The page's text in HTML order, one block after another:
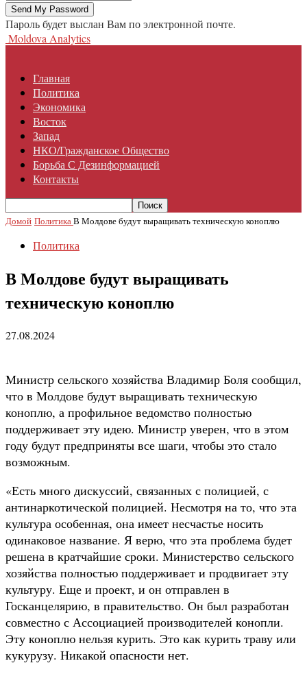
Пароль будет выслан Вам по электронной почте.
Moldova Analytics
Главная
Политика
Экономика
Восток
Запад
НКО/гражданское Общество
Борьба С Дезинформацией
Контакты
Домой ПолитикаВ Молдове будут выращивать техническую коноплю
Политика
В Молдове будут выращивать
техническую коноплю
27.08.2024
Министр сельского хозяйства Владимир Боля сообщил,
что в Молдове будут выращивать техническую
коноплю, а профильное ведомство полностью
поддерживает эту идею. Министр уверен, что в этом
году будут предприняты все шаги, чтобы это стало
возможным.
«Есть много дискуссий, связанных с полицией, с
антинаркотической полицией. Несмотря на то, что эта
культура особенная, она имеет несчастье носить
одинаковое название. Я верю, что эта проблема будет
решена в кратчайшие сроки. Министерство сельского
хозяйства полностью поддерживает и продвигает эту
культуру. Еще и проект, и он отправлен в
Госканцелярию, в правительство. Он был разработан
совместно с Ассоциацией производителей конопли.
Эту коноплю нельзя курить. Это как курить траву или
кукурузу. Никакой опасности нет.